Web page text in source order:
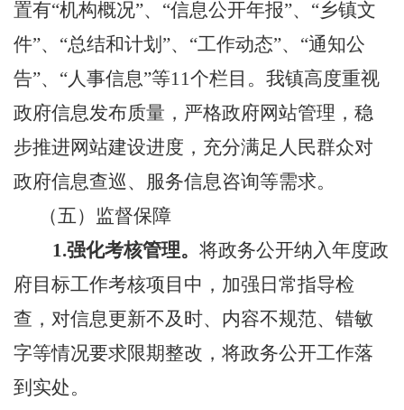
置有“机构概况”、“信息公开年报”、“乡镇文
件”、“总结和计划”、“工作动态”、“通知公
告”、“人事信息”等11个栏目。我镇高度重视
政府信息发布质量，严格政府网站管理，稳
步推进网站建设进度，充分满足人民群众对
政府信息查巡、服务信息咨询等需求。
（五）监督保障
1.强化考核管理。 将政务公开纳入年度政
府目标工作考核项目中，加强日常指导检
查，对信息更新不及时、内容不规范、错敏
字等情况要求限期整改，将政务公开工作落
到实处。